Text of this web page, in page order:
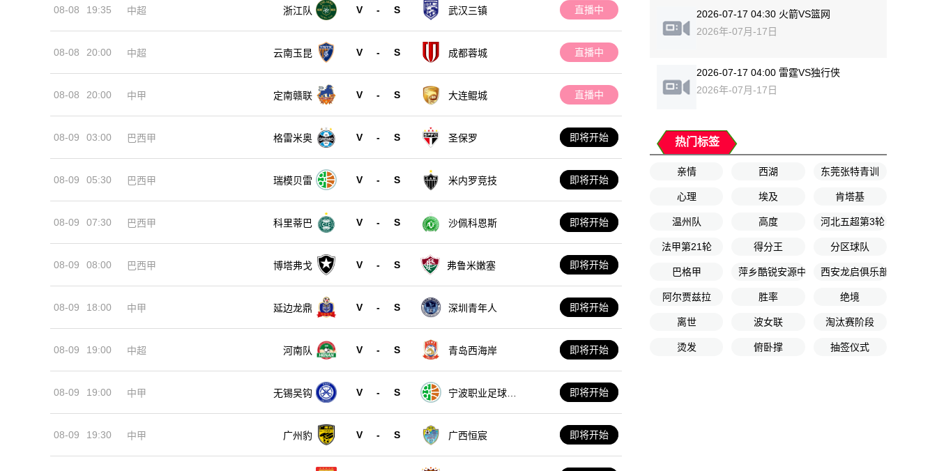
08-08 19:35 中超 浙江队 V - S 武汉三镇 直播中
08-08 20:00 中超 云南玉昆 V - S 成都蓉城 直播中
08-08 20:00 中甲 定南赣联 V - S 大连鲲城 直播中
08-09 03:00 巴西甲 格雷米奥 V - S 圣保罗 即将开始
08-09 05:30 巴西甲 瑞模贝雷 V - S 米内罗竞技 即将开始
08-09 07:30 巴西甲 科里蒂巴 V - S 沙佩科恩斯 即将开始
08-09 08:00 巴西甲 博塔弗戈 V - S 弗鲁米嫩塞 即将开始
08-09 18:00 中甲 延边龙鼎 V - S 深圳青年人 即将开始
08-09 19:00 中超 河南队 V - S 青岛西海岸 即将开始
08-09 19:00 中甲 无锡吴钩 V - S
宁波职业足球俱
即将开始
08-09 19:30 中甲 广州豹 V - S 广西恒宸 即将开始
2026-07-17 04:30 火箭VS篮网
2026年-07月-17日
2026-07-17 04:00 雷霆VS独行侠
2026年-07月-17日
热门标签
亲情 西湖 东莞张特青训
心理 埃及 肯塔基
温州队 高度 河北五超第3轮
法甲第21轮 得分王 分区球队
巴格甲 萍乡酷锐安源中学U13西安龙启俱乐部
阿尔贾兹拉 胜率 绝境
离世 波女联 淘汰赛阶段
烫发 俯卧撑 抽签仪式